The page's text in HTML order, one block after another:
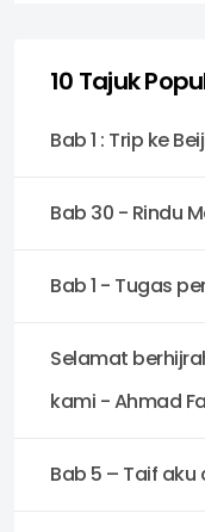
10 Tajuk
Bab 1 : Trip ke
Bab 30 - Rindu
Bab 1 - Tugas
Selamat
kami - Ahmad
Bab 5 – Taif